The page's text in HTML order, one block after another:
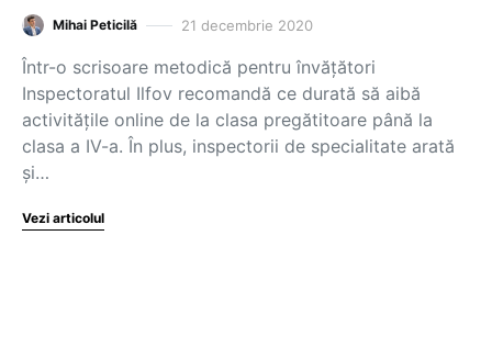
Mihai Peticilă 21 decembrie 2020
Într-o scrisoare metodică pentru învățători
Inspectoratul Ilfov recomandă ce durată să aibă
activitățile online de la clasa pregătitoare până la
clasa a IV-a. În plus, inspectorii de specialitate arată
și…
Vezi articolul